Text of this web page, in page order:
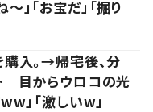
」「お宝だ」「掘り
購入。→帰宅後、分
目からウロコの光
」「激しいw」